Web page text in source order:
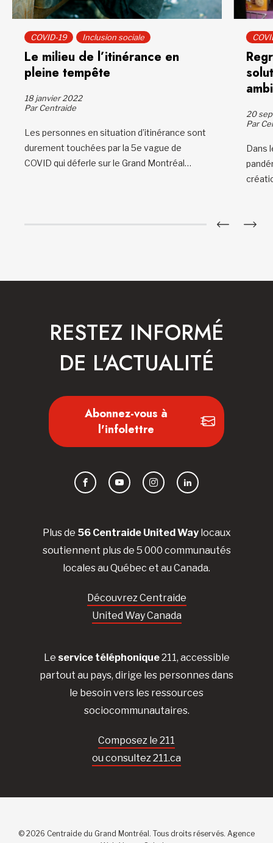
COVID-19 Inclusion sociale
Le milieu de l’itinérance en
pleine tempête
18 janvier 2022
Par Centraide
Les personnes en situation d’itinérance sont
durement touchées par la 5e vague de
COVID qui déferle sur le Grand Montréal…
20
Par
Dans
Plus de 56 Centraide United Waylocaux
soutiennent plus de 5 000 communautés
locales au Québec et au Canada.
Découvrez Centraide
United Way Canada
Le service téléphonique211, accessible
partout au pays, dirige les personnes dans
le besoin vers les ressources
sociocommunautaires.
Composez le 211
ou consultez 211.ca
RESTEZ INFORMÉ
DE L'ACTUALITÉ
Abonnez-vous à
l'infolettre
FacebookYouTubeInstagramLinkedIn
© 2026 Centraide du Grand Montréal. Tous droits réservés. Agence